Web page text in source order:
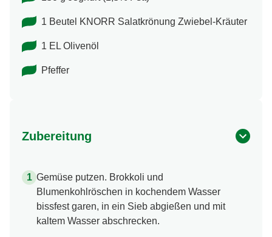
1 Beutel KNORR Salatkrönung Zwiebel-​Kräuter
1 EL Olivenöl
Pfeffer
Zubereitung
Gemüse putzen. Brokkoli und
Blumenkohlröschen in kochendem Wasser
bissfest garen, in ein Sieb abgießen und mit
kaltem Wasser abschrecken.